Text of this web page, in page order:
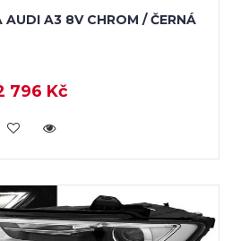
A3 8V CHROM / ČERNÁ
796 Kč
KOUPIT